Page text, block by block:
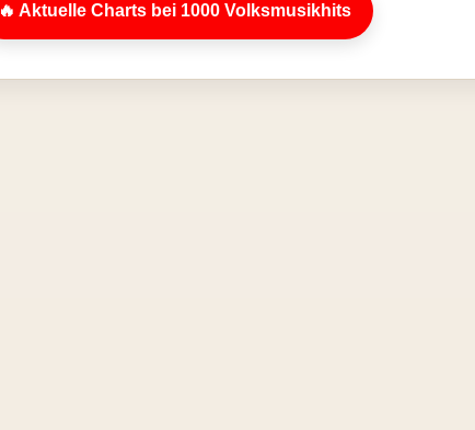
🔥 Aktuelle Charts bei 1000 Volksmusikhits